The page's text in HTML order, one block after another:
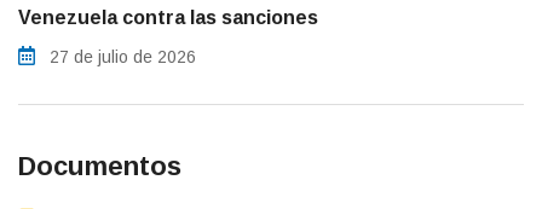
Venezuela contra las sanciones
27 de julio de 2026
Documentos